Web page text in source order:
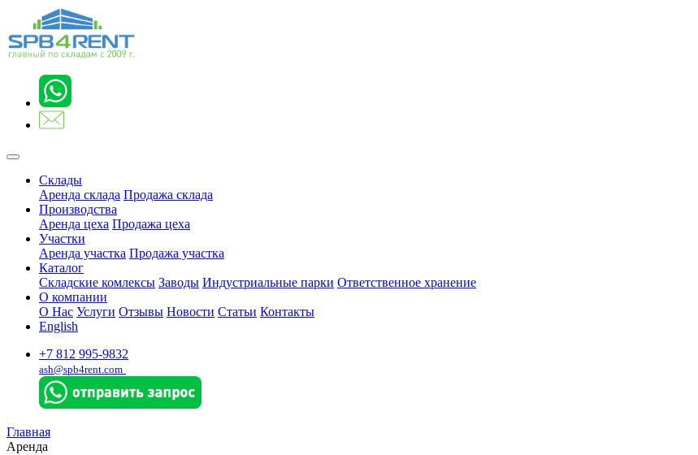
Склады
Аренда склада Продажа склада
Производства
Аренда цеха Продажа цеха
Участки
Аренда участка Продажа участка
Каталог
Складские комлексы Заводы Индустриальные парки Ответственное хранение
О компании
О Нас Услуги Отзывы Новости Статьи Контакты
English
+7 812 995-9832
ash@spb4rent.com
Главная
Аренда